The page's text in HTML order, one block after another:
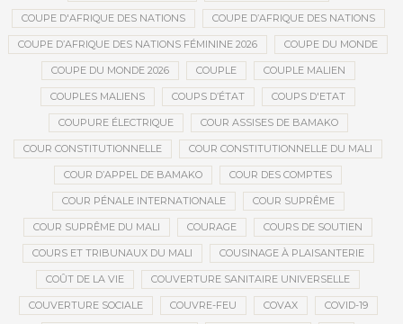
COUPE D'AFRIQUE DES NATIONS COUPE D’AFRIQUE DES NATIONS
COUPE D’AFRIQUE DES NATIONS FÉMININE 2026 COUPE DU MONDE
COUPE DU MONDE 2026 COUPLE COUPLE MALIEN
COUPLES MALIENS COUPS D’ÉTAT COUPS D'ETAT
COUPURE ÉLECTRIQUE COUR ASSISES DE BAMAKO
COUR CONSTITUTIONNELLE COUR CONSTITUTIONNELLE DU MALI
COUR D’APPEL DE BAMAKO COUR DES COMPTES
COUR PÉNALE INTERNATIONALE COUR SUPRÊME
COUR SUPRÊME DU MALI COURAGE COURS DE SOUTIEN
COURS ET TRIBUNAUX DU MALI COUSINAGE À PLAISANTERIE
COÛT DE LA VIE COUVERTURE SANITAIRE UNIVERSELLE
COUVERTURE SOCIALE COUVRE-FEU COVAX COVID-19